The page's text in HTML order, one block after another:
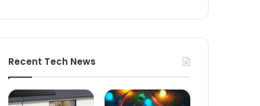
Recent Tech News